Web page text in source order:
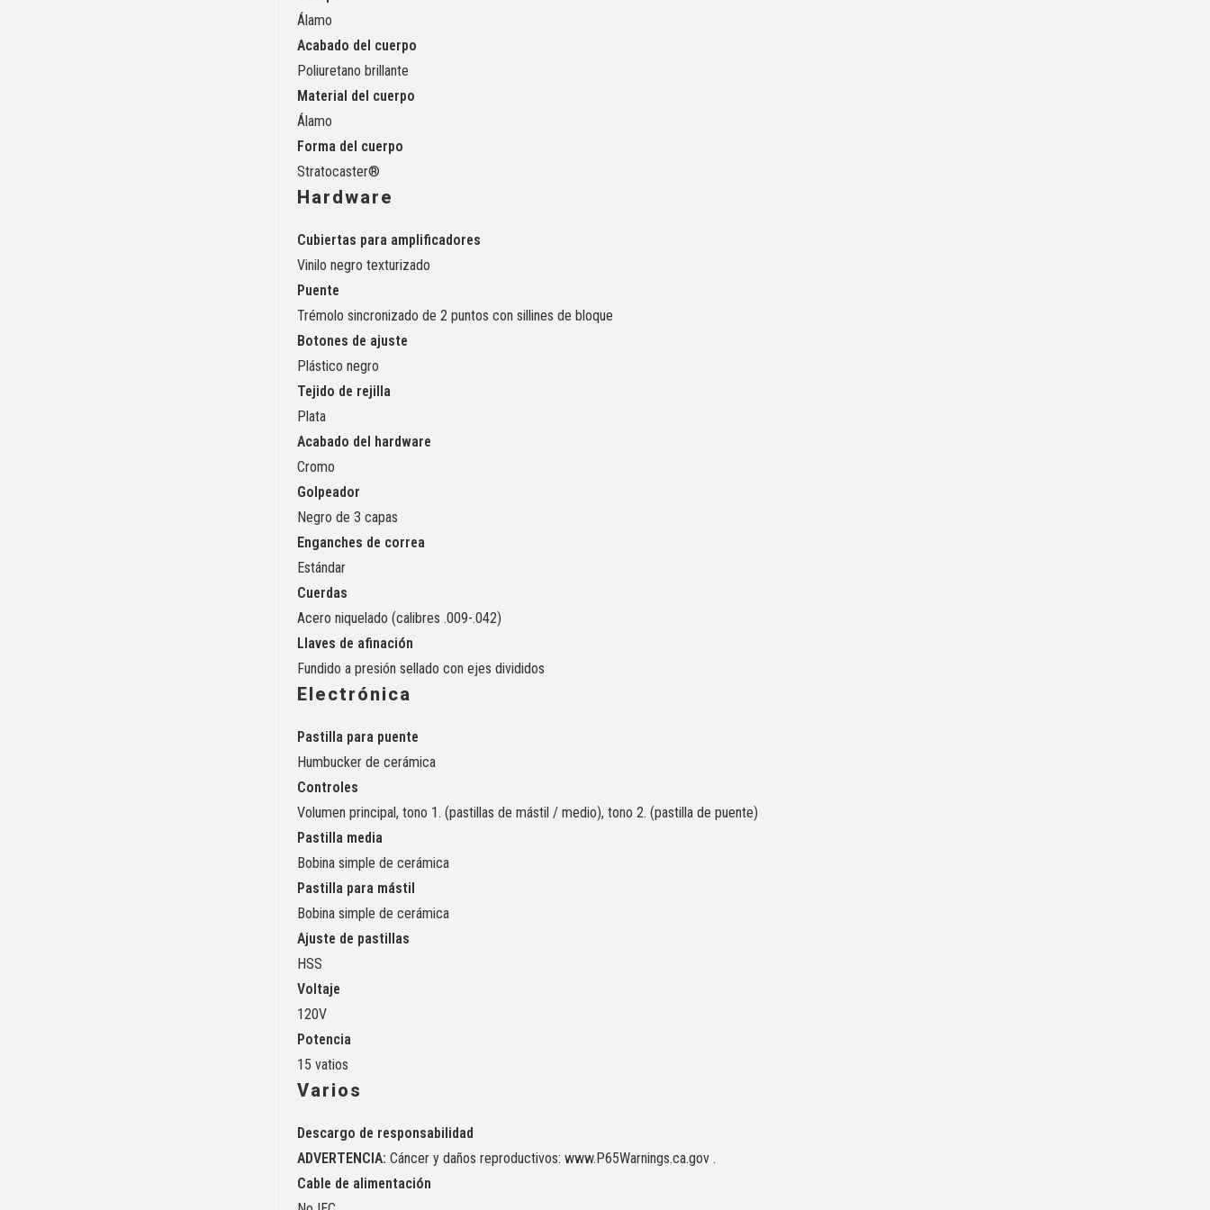
Álamo
Acabado del cuerpo
Poliuretano brillante
Material del cuerpo
Álamo
Forma del cuerpo
Stratocaster®
Hardware
Cubiertas para amplificadores
Vinilo negro texturizado
Puente
Trémolo sincronizado de 2 puntos con sillines de bloque
Botones de ajuste
Plástico negro
Tejido de rejilla
Plata
Acabado del hardware
Cromo
Golpeador
Negro de 3 capas
Enganches de correa
Estándar
Cuerdas
Acero niquelado (calibres .009-.042)
Llaves de afinación
Fundido a presión sellado con ejes divididos
Electrónica
Pastilla para puente
Humbucker de cerámica
Controles
Volumen principal, tono 1. (pastillas de mástil / medio), tono 2. (pastilla de puente)
Pastilla media
Bobina simple de cerámica
Pastilla para mástil
Bobina simple de cerámica
Ajuste de pastillas
HSS
Voltaje
120V
Potencia
15 vatios
Varios
Descargo de responsabilidad
ADVERTENCIA: Cáncer y daños reproductivos:www.P65Warnings.ca.gov .
Cable de alimentación